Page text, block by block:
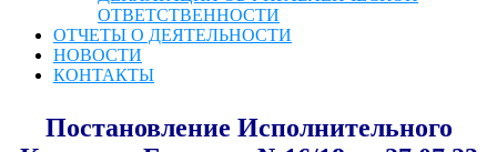
ОТВЕТСТВЕННОСТИ
ОТЧЕТЫ О ДЕЯТЕЛЬНОСТИ
НОВОСТИ
КОНТАКТЫ
Постановление Исполнительного